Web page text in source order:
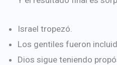
Israel tropezó.
Los gentiles fueron
Dios sigue teniendo